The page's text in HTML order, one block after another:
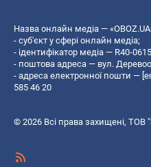
Назва онлайн медіа —
- суб'єкт у сфері онлайн медіа;
- ідентифікатор медіа — R40-
- поштова адреса — вул.
- адреса електронної пошти —
585 46 20
© 2026 Всі права захищені, ТОВ